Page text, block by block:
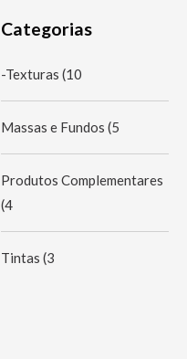
Categorias
-Texturas (10
Massas e Fundos (5
Produtos Complementares
(4
Tintas (3